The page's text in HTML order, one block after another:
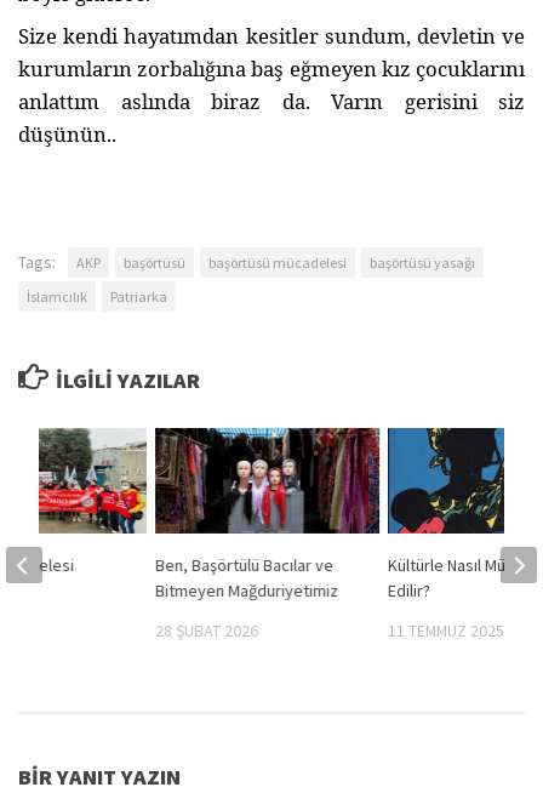
Size kendi hayatımdan kesitler sundum, devletin ve
kurumların zorbalığına baş eğmeyen kız çocuklarını
anlattım aslında biraz da. Varın gerisini siz
düşünün..
Tags: AKP başörtüsü başörtüsü mücadelesi
başörtüsü yasağı
İslamcılık
Patriarka
İLGILI YAZILAR
Ben, Başörtülü Bacılar ve
Bitmeyen Mağduriyetimiz
28 ŞUBAT 2026
Kültürle Nasıl
Edilir?
11 TEMMUZ 2025
BIR YANIT YAZIN